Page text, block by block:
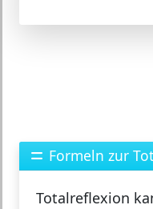
Formeln zur
Totalreflexion